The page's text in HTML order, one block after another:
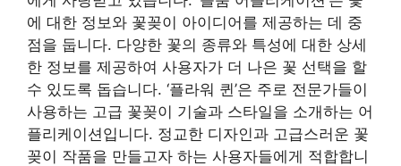
에 대한 정보와 꽃꽂이 아이디어를 제공하는 데 중
점을 둡니다. 다양한 꽃의 종류와 특성에 대한 상세
한 정보를 제공하여 사용자가 더 나은 꽃 선택을 할
수 있도록 돕습니다. ‘플라워 퀸’은 주로 전문가들이
사용하는 고급 꽃꽂이 기술과 스타일을 소개하는 어
플리케이션입니다. 정교한 디자인과 고급스러운 꽃
꽂이 작품을 만들고자 하는 사용자들에게 적합합니